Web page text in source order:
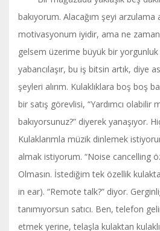
bakıyorum. Alacağım şeyi arzulama
motivasyonum iyidir, ama ne zaman
gelsem üzerime büyük bir yorgunluk
yabancılaşır, bu iş bitsin artık, diye
şeyleri alırım. Kulaklıklara boş boş
bir satış görevlisi, “Yardımcı olabilir
bakıyorsunuz?” diyerek yanaşıyor.
Kulaklarımla müzik dinlemek
almak istiyorum. “Noise cancelling
Olmasın. İstediğim tek özellik
in ear). “Remote talk?” diyor.
tanımıyorsun satıcı. Ben, telefon
etmek yerine, telaşla kulaktan